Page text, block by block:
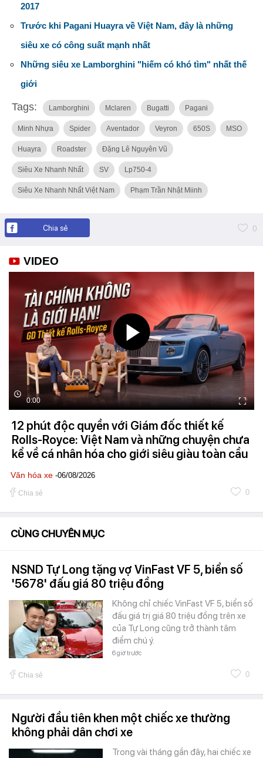
2017
Trước khi Pagani Huayra về Việt Nam, đây là những
siêu xe có công suất mạnh nhất
Những siêu xe Lamborghini "hiếm có khó tìm" nhất thế
giới
Tags: Lamborghini Mclaren Bugatti Pagani
Minh Nhựa Spider Aventador Veyron 650S MSO
Huayra Roadster Đặng Lê Nguyên Vũ
Siêu Xe Nhanh Nhất SV Lp750-4
Siêu Xe Nhanh Nhất Việt Nam Phạm Trần Nhật Miinh
Chia sẻ 0
VIDEO
0:00
12 phút độc quyền với Giám đốc thiết kế
Rolls-Royce: Việt Nam và những chuyện chưa
kể về cá nhân hóa cho giới siêu giàu toàn cầu
Văn hóa xe -06/08/2026
Chia sẻ 0
CÙNG CHUYÊN MỤC
NSND Tự Long tặng vợ VinFast VF 5, biển số
'5678' đấu giá 80 triệu đồng
Không chỉ chiếc VinFast VF 5, biển số
đấu giá trị giá 80 triệu đồng trên xe
của Tự Long cũng trở thành tâm
điểm chú ý.
6 giờ trước
Chia sẻ 0
Người đầu tiên khen một chiếc xe thường
không phải dân chơi xe
Trong vài tháng gần đây, hai chiếc xe